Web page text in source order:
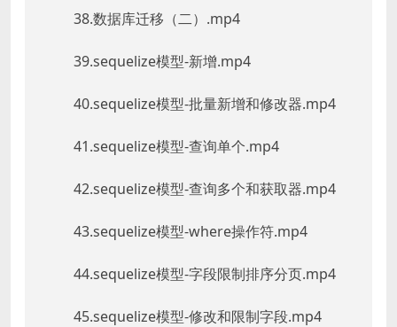
38.数据库迁移（二）.mp4
39.sequelize模型-新增.mp4
40.sequelize模型-批量新增和修改器.mp4
41.sequelize模型-查询单个.mp4
42.sequelize模型-查询多个和获取器.mp4
43.sequelize模型-where操作符.mp4
44.sequelize模型-字段限制排序分页.mp4
45.sequelize模型-修改和限制字段.mp4